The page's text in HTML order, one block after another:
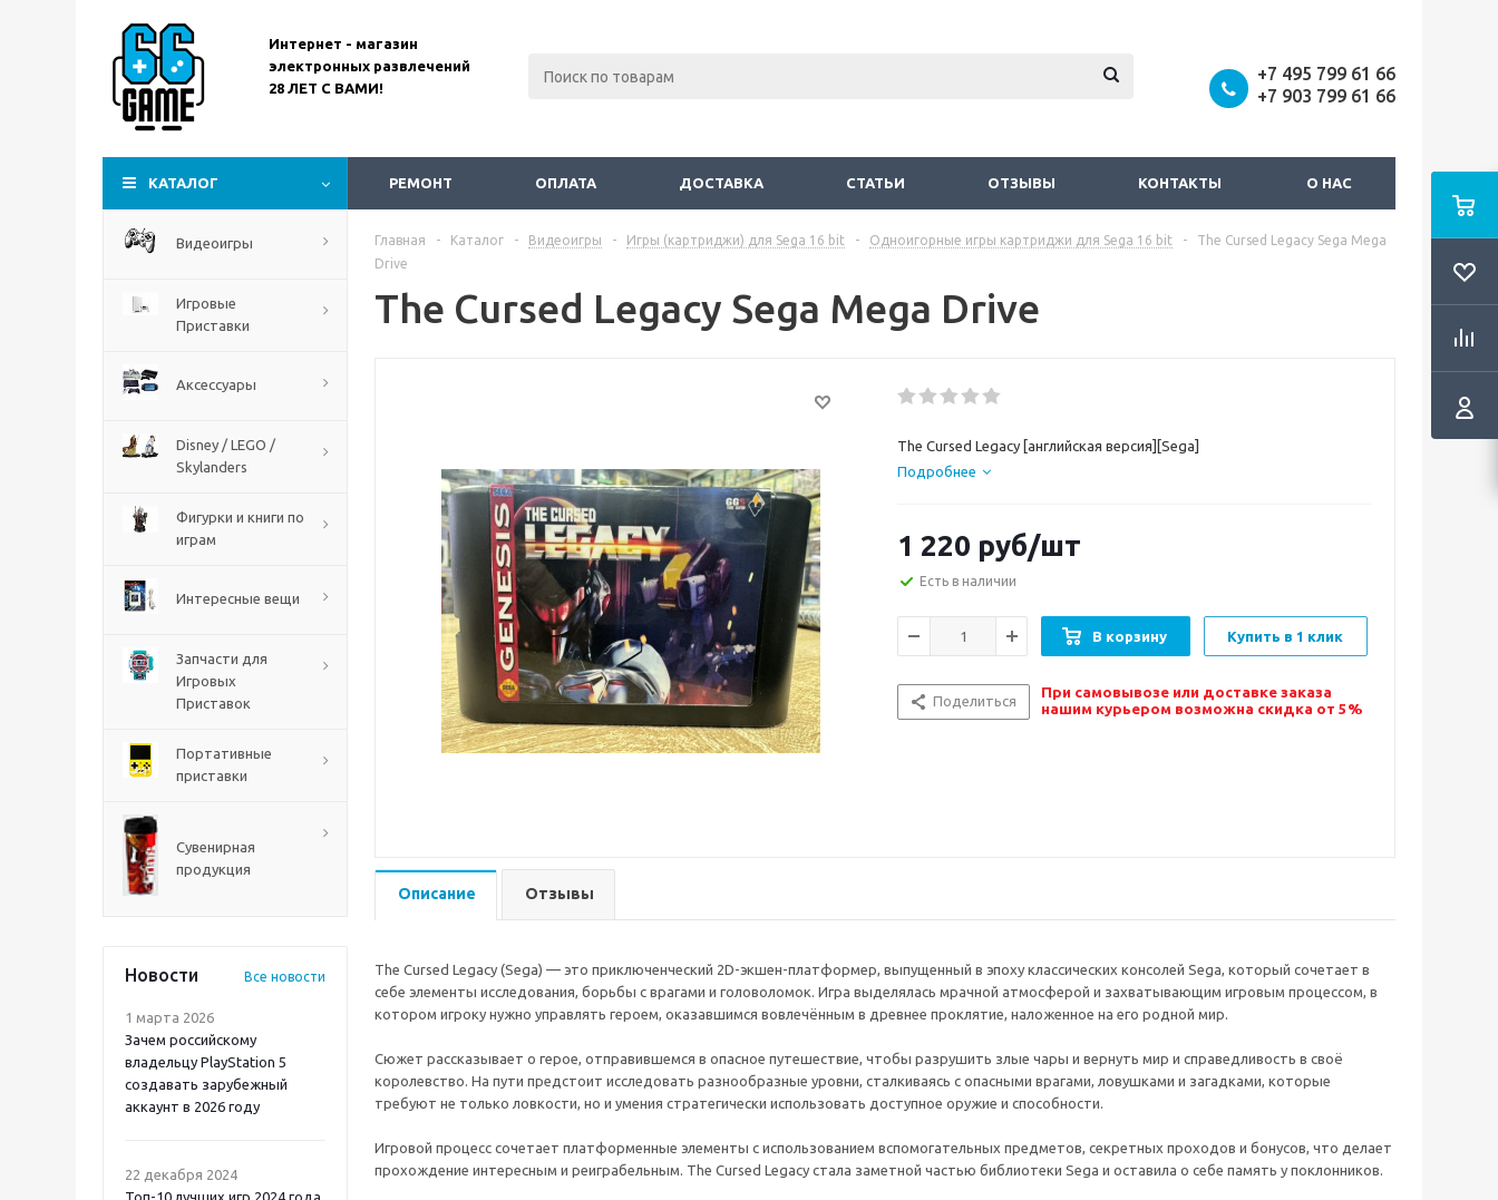
Интернет - магазин
электронных развлечений
28 ЛЕТ С ВАМИ!
+7 495 799 61 66
+7 903 799 61 66
КАТАЛОГ РЕМОНТ ОПЛАТА ДОСТАВКА СТАТЬИ ОТЗЫВЫ КОНТАКТЫ О НАС
Видеоигры
Игровые
Приставки
Аксессуары
Disney / LEGO /
Skylanders
Фигурки и книги по
играм
Интересные вещи
Запчасти для
Игровых
Приставок
Портативные
приставки
Сувенирная
продукция
Новости Все новости
1 марта 2026
Зачем российскому
владельцу PlayStation 5
создавать зарубежный
аккаунт в 2026 году
22 декабря 2024
Топ-10 лучших игр 2024 года
The Blood of Dawnwalker
Главная - Каталог - Видеоигры - Игры (картриджи) для Sega 16 bit - Одноигорные игры картриджи для Sega 16 bit -
The Cursed Legacy Sega Mega
Drive
The Cursed Legacy Sega Mega Drive
The Cursed Legacy [английская версия][Sega]
Подробнее
1 220 руб/шт
Есть в наличии
В корзину Купить в 1 клик
Поделиться
При самовывозе или доставке заказа
нашим курьером возможна скидка от 5%
Описание Отзывы
The Cursed Legacy (Sega) — это приключенческий 2D-экшен-платформер, выпущенный в эпоху классических консолей Sega, который сочетает в
себе элементы исследования, борьбы с врагами и головоломок. Игра выделялась мрачной атмосферой и захватывающим игровым процессом, в
котором игроку нужно управлять героем, оказавшимся вовлечённым в древнее проклятие, наложенное на его родной мир.
Сюжет рассказывает о герое, отправившемся в опасное путешествие, чтобы разрушить злые чары и вернуть мир и справедливость в своё
королевство. На пути предстоит исследовать разнообразные уровни, сталкиваясь с опасными врагами, ловушками и загадками, которые
требуют не только ловкости, но и умения стратегически использовать доступное оружие и способности.
Игровой процесс сочетает платформенные элементы с использованием вспомогательных предметов, секретных проходов и бонусов, что делает
прохождение интересным и реиграбельным. The Cursed Legacy стала заметной частью библиотеки Sega и оставила о себе память у поклонников.